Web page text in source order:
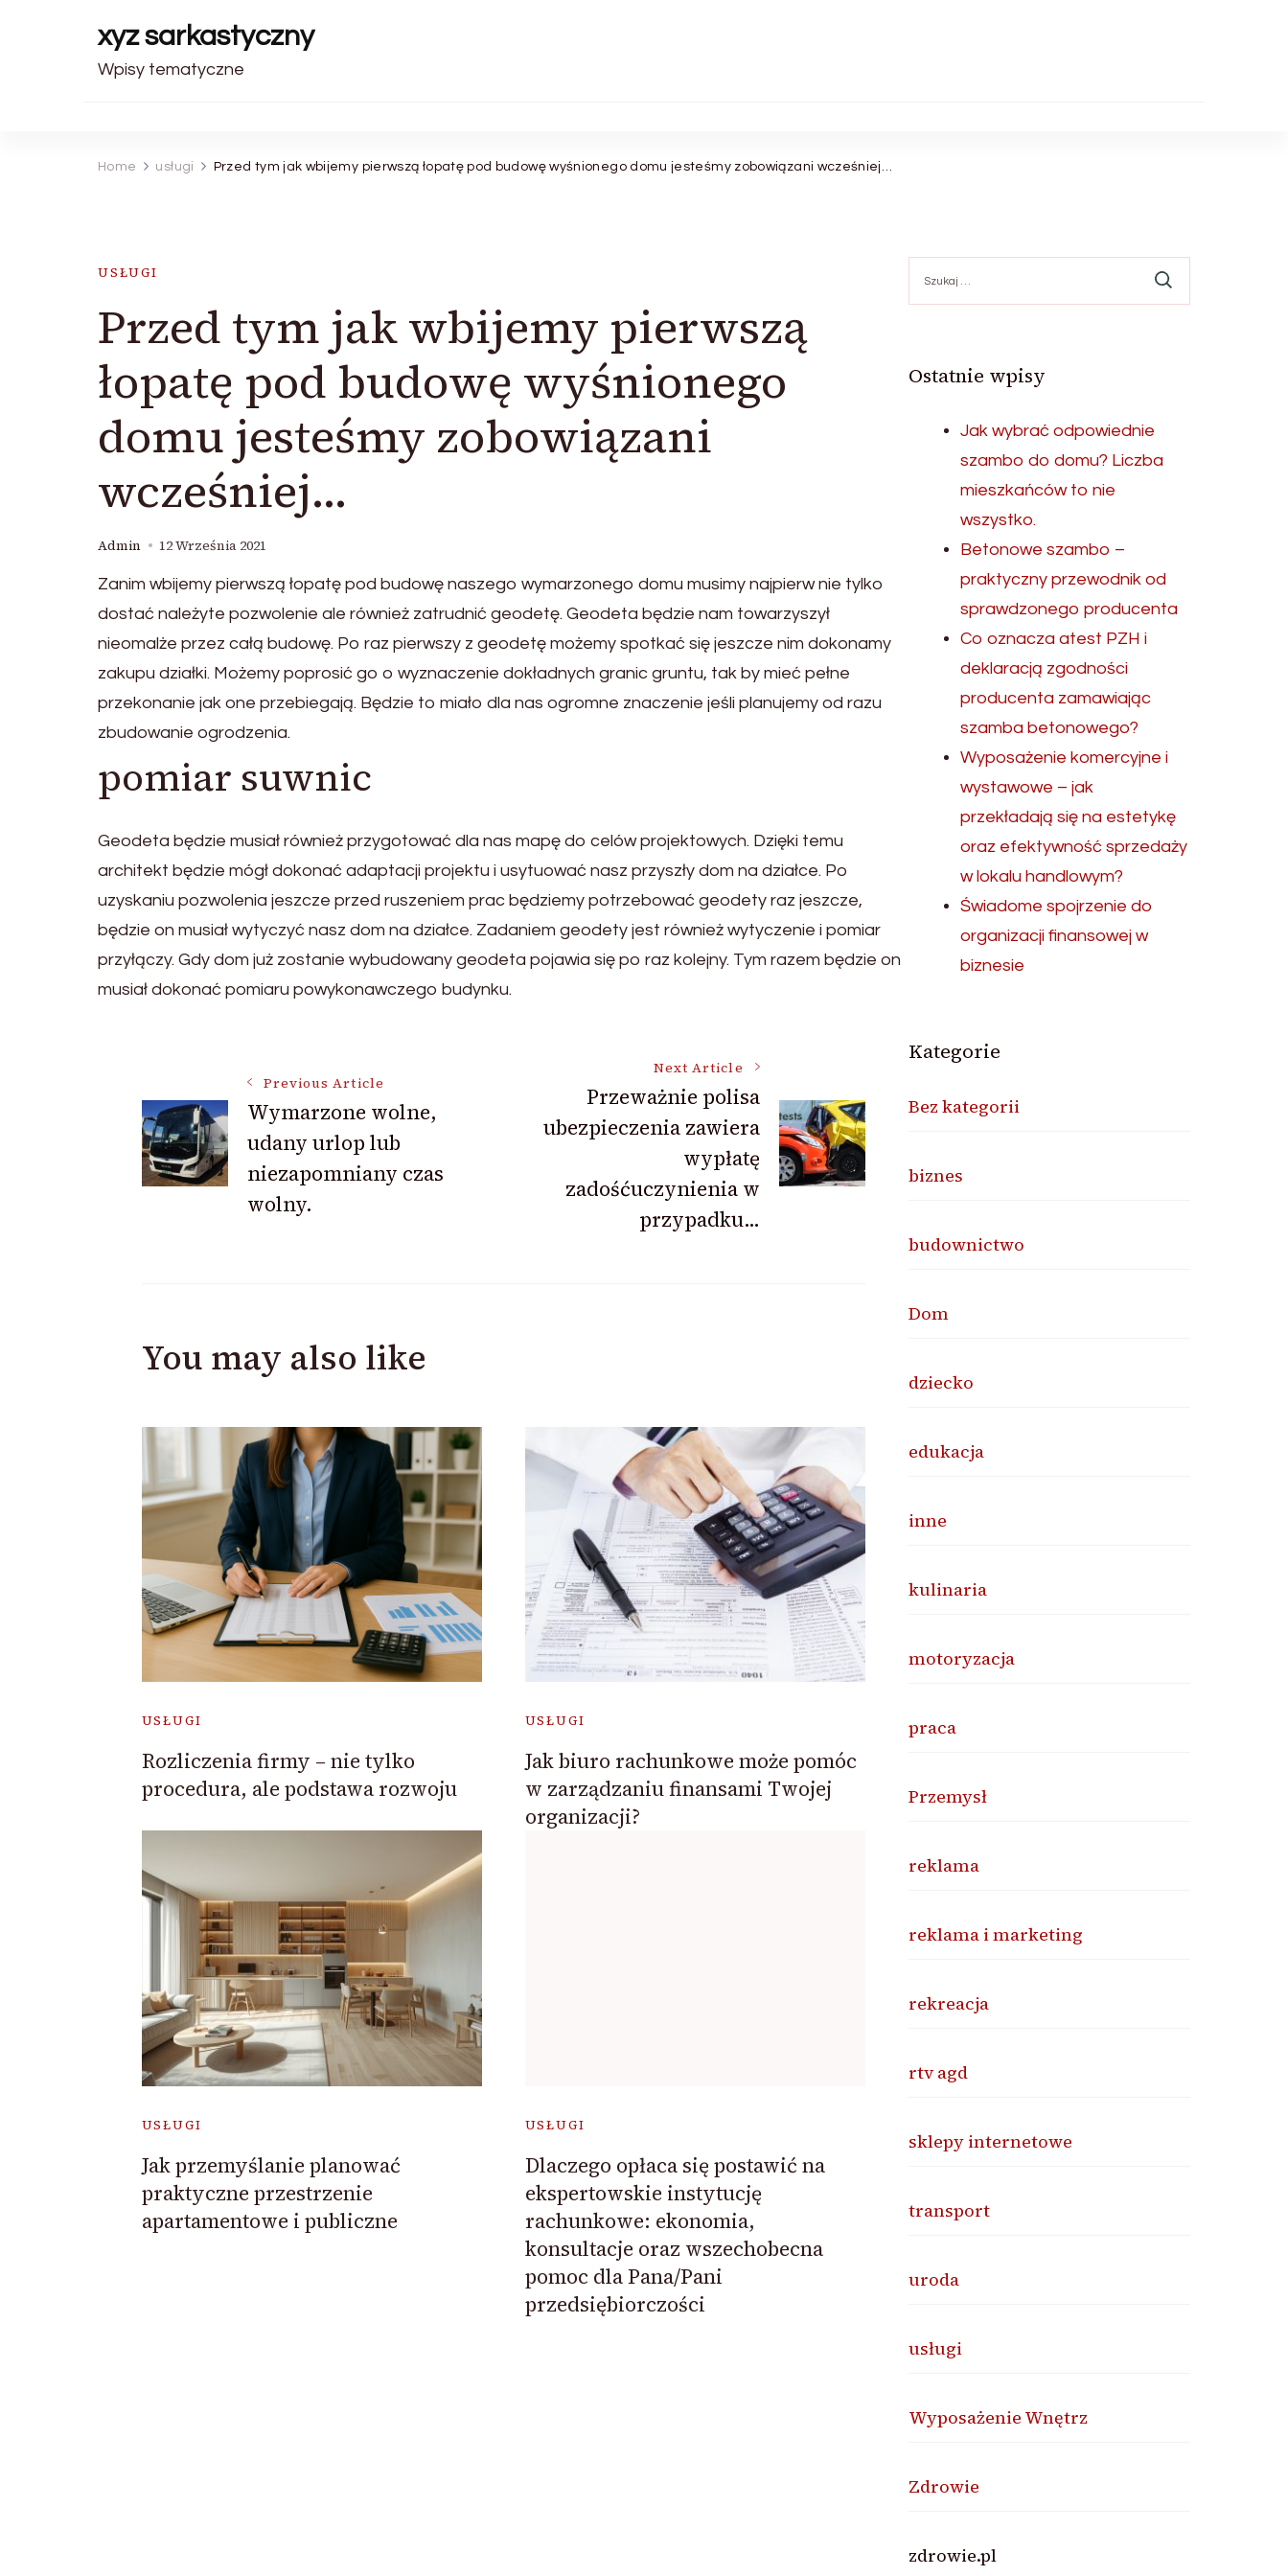
xyz sarkastyczny
Wpisy tematyczne
Home usługi Przed tym jak wbijemy pierwszą łopatę pod budowę wyśnionego domu jesteśmy zobowiązani wcześniej…
USŁUGI
Przed tym jak wbijemy pierwszą
łopatę pod budowę wyśnionego
domu jesteśmy zobowiązani
wcześniej…
Admin 12 Września 2021
Zanim wbijemy pierwszą łopatę pod budowę naszego wymarzonego domu musimy najpierw nie tylko
dostać należyte pozwolenie ale również zatrudnić geodetę. Geodeta będzie nam towarzyszył
nieomalże przez całą budowę. Po raz pierwszy z geodetę możemy spotkać się jeszcze nim dokonamy
zakupu działki. Możemy poprosić go o wyznaczenie dokładnych granic gruntu, tak by mieć pełne
przekonanie jak one przebiegają. Będzie to miało dla nas ogromne znaczenie jeśli planujemy od razu
zbudowanie ogrodzenia.
pomiar suwnic
Geodeta będzie musiał również przygotować dla nas mapę do celów projektowych. Dzięki temu
architekt będzie mógł dokonać adaptacji projektu i usytuować nasz przyszły dom na działce. Po
uzyskaniu pozwolenia jeszcze przed ruszeniem prac będziemy potrzebować geodety raz jeszcze,
będzie on musiał wytyczyć nasz dom na działce. Zadaniem geodety jest również wytyczenie i pomiar
przyłączy. Gdy dom już zostanie wybudowany geodeta pojawia się po raz kolejny. Tym razem będzie on
musiał dokonać pomiaru powykonawczego budynku.
Navigation
Previous Article
Wymarzone wolne,
udany urlop lub
niezapomniany czas
wolny.
Next Article
Przeważnie polisa
ubezpieczenia zawiera
wypłatę
zadośćuczynienia w
przypadku…
You may also like
USŁUGI
Rozliczenia firmy – nie tylko
procedura, ale podstawa rozwoju
USŁUGI
Jak biuro rachunkowe może pomóc
w zarządzaniu finansami Twojej
organizacji?
USŁUGI
Jak przemyślanie planować
praktyczne przestrzenie
apartamentowe i publiczne
USŁUGI
Dlaczego opłaca się postawić na
ekspertowskie instytucję
rachunkowe: ekonomia,
konsultacje oraz wszechobecna
pomoc dla Pana/Pani
przedsiębiorczości
Ostatnie wpisy
Jak wybrać odpowiednie
szambo do domu? Liczba
mieszkańców to nie
wszystko.
Betonowe szambo –
praktyczny przewodnik od
sprawdzonego producenta
Co oznacza atest PZH i
deklaracją zgodności
producenta zamawiając
szamba betonowego?
Wyposażenie komercyjne i
wystawowe – jak
przekładają się na estetykę
oraz efektywność sprzedaży
w lokalu handlowym?
Świadome spojrzenie do
organizacji finansowej w
biznesie
Kategorie
Bez kategorii
biznes
budownictwo
Dom
dziecko
edukacja
inne
kulinaria
motoryzacja
praca
Przemysł
reklama
reklama i marketing
rekreacja
rtv agd
sklepy internetowe
transport
uroda
usługi
Wyposażenie Wnętrz
Zdrowie
zdrowie.pl